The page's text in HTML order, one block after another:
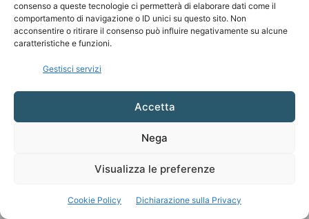
consenso a queste tecnologie ci permetterà di elaborare dati come il
comportamento di navigazione o ID unici su questo sito. Non
acconsentire o ritirare il consenso può influire negativamente su alcune
caratteristiche e funzioni.
Gestisci servizi
Accetta
Nega
Visualizza le preferenze
Cookie Policy Dichiarazione sulla Privacy